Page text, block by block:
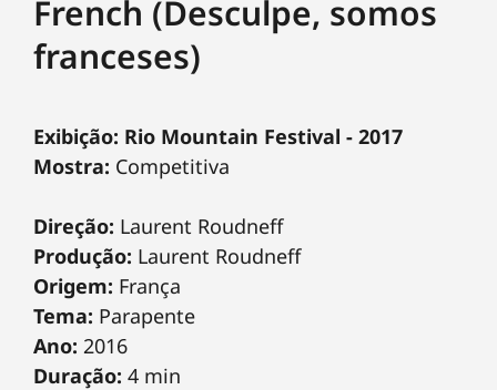
French (Desculpe, somos
franceses)
Exibição: Rio Mountain Festival - 2017
Mostra: Competitiva
Direção: Laurent Roudneff
Produção: Laurent Roudneff
Origem: França
Tema: Parapente
Ano: 2016
Duração: 4 min